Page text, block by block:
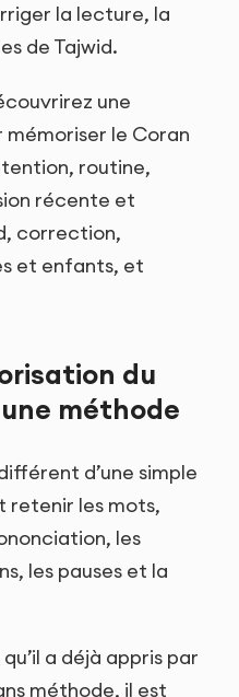
la lecture, la
de Tajwid.
une
le Coran
routine,
récente et
correction,
et enfants, et
du
méthode
d’une simple
retenir les mots,
les
les pauses et la
a déjà appris par
méthode, il est